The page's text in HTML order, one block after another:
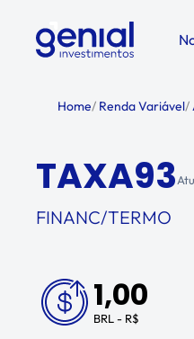
Home/ Renda Variável/
TAXA93
FINANC/TERMO
1,00
BRL - R$